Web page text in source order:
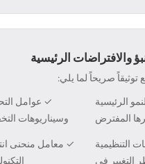
صريحاً لما يلي:
الرئيسية
المفترض
✓ عوامل
وسيناريوهات
التنظيمية
التغيير في
✓ معامل منحنى